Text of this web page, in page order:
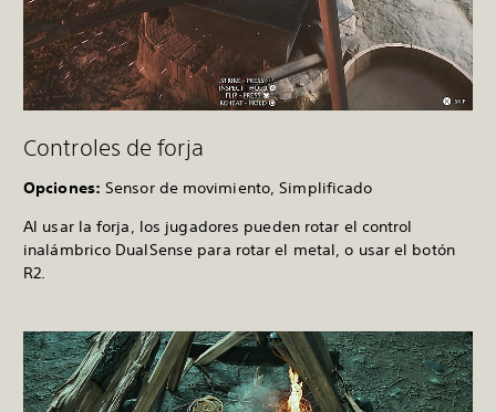
Controles de forja
Opciones: Sensor de movimiento, Simplificado
Al usar la forja, los jugadores pueden rotar el control
inalámbrico DualSense para rotar el metal, o usar el botón
R2.